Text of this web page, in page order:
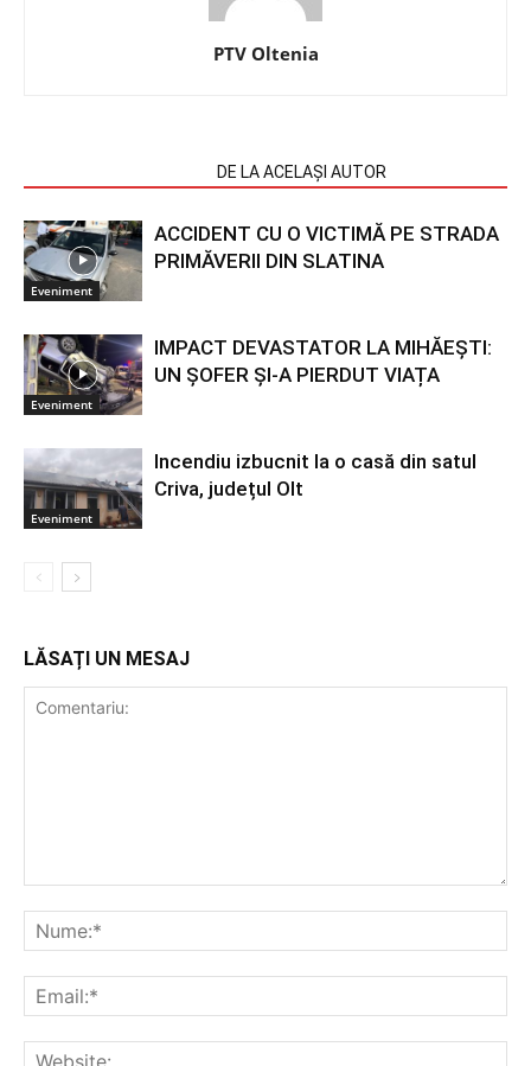
PTV Oltenia
DE LA ACELAȘI AUTOR
Eveniment
ACCIDENT CU O VICTIMĂ PE STRADA
PRIMĂVERII DIN SLATINA
Eveniment
IMPACT DEVASTATOR LA MIHĂEȘTI:
UN ȘOFER ȘI-A PIERDUT VIAȚA
Eveniment
Incendiu izbucnit la o casă din satul
Criva, județul Olt
LĂSAȚI UN MESAJ